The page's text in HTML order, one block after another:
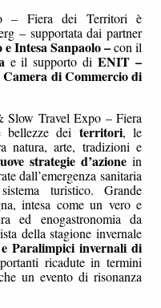
– Fiera dei Territori è
– supportata dai partner
Intesa Sanpaolo –con il
e il supporto diENIT –
di Commercio di
Slow Travel Expo – Fiera
dei territori, le
natura, arte, tradizioni e
strategie d’azione in
dall’emergenza sanitaria
turistico. Grande
intesa come un vero e
ed enogastronomia da
della stagione invernale
Paralimpici invernali di
ricadute in termini
un evento di risonanza